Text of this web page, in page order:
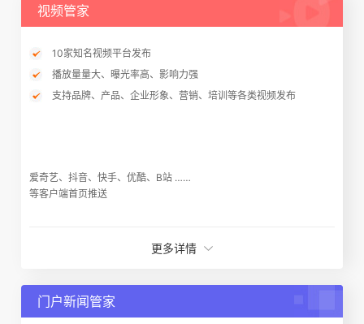
视频管家
10家知名视频平台发布
播放量量大、曝光率高、影响力强
支持品牌、产品、企业形象、营销、培训等各类视频发布
爱奇艺、抖音、快手、优酷、B站 ……
等客户端首页推送
更多详情
门户新闻管家